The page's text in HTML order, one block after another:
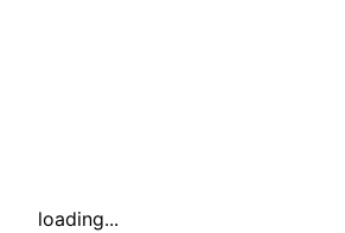
loading...